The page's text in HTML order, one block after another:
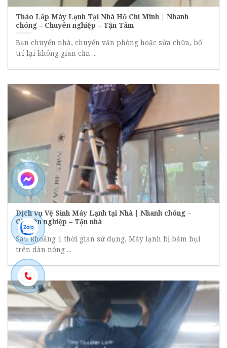
Tháo Lắp Máy Lạnh Tại Nhà Hồ Chí Minh | Nhanh
chóng – Chuyên nghiệp – Tận Tâm
Bạn chuyển nhà, chuyển văn phòng hoặc sửa chữa, bố
trí lại không gian cần ...
Dịch vụ Vệ Sinh Máy Lạnh tại Nhà | Nhanh chóng –
Chuyên nghiệp – Tận nhà
Sau khoảng 1 thời gian sử dụng, Máy lạnh bị bám bụi
trên dàn nóng ...